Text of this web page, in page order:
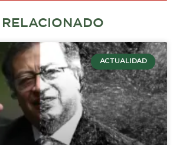
ACTUALIDAD